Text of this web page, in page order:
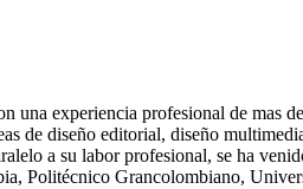
experiencia profesional de mas
de diseño editorial, diseño
a su labor profesional, se ha
Politécnico Grancolombiano,